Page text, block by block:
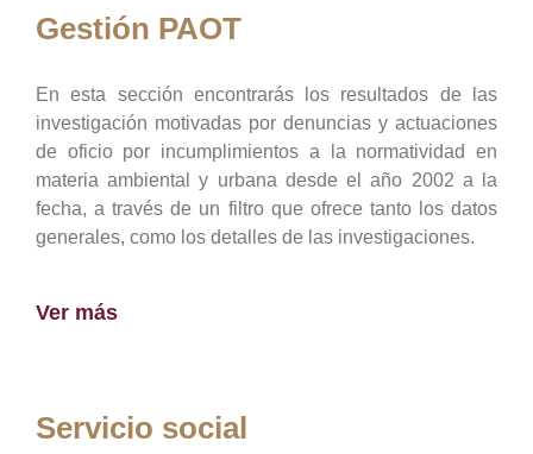
Gestión PAOT
En esta sección encontrarás los resultados de las
investigación motivadas por denuncias y actuaciones
de oficio por incumplimientos a la normatividad en
materia ambiental y urbana desde el año 2002 a la
fecha, a través de un filtro que ofrece tanto los datos
generales, como los detalles de las investigaciones.
Ver más
Servicio social